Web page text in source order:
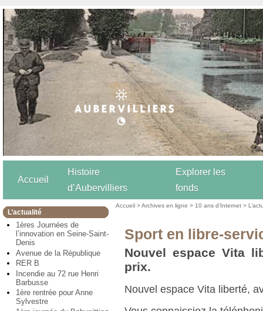
Accueil
Histoire
d’Aubervilliers
Explorer les
fonds
L’actualité
1ères Journées de
l’innovation en Seine-Saint-
Denis
Avenue de la République
RER B
Incendie au 72 rue Henri
Barbusse
1ère rentrée pour Anne
Sylvestre
Accueil >Archives en ligne > 10 ans d’Internet >
Sport en libre-
Nouvel espace Vita
prix.
Nouvel espace Vita liberté,